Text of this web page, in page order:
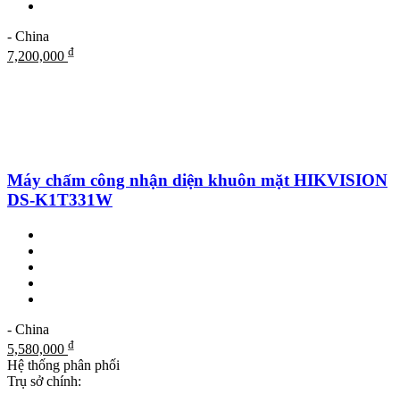
- China
7,200,000 ₫
Máy chấm công nhận diện khuôn mặt HIKVISION
DS-K1T331W
- China
5,580,000 ₫
Hệ thống phân phối
Trụ sở chính: